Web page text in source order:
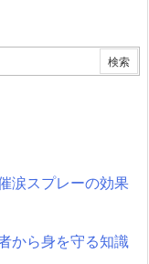
涙スプレーの効果
から身を守る知識